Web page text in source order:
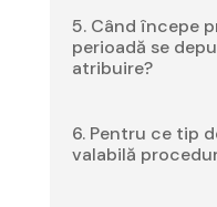
5. Când începe
perioadă se
atribuire?
6. Pentru ce tip
valabilă